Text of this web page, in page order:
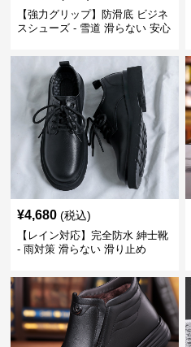
【強力グリップ】防滑底 ビジネ
スシューズ - 雪道 滑らない 安心
¥4,680 (税込)
【レイン対応】完全防水 紳士靴
- 雨対策 滑らない 滑り止め